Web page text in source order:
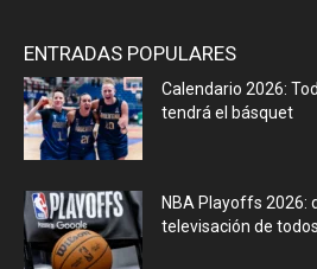
ENTRADAS POPULARES
Calendario 2026:
tendrá el básquet
NBA Playoffs 2026:
televisación de